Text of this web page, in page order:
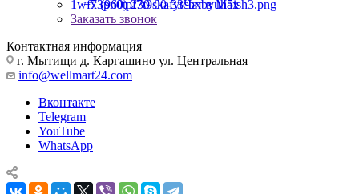
+7 (960) 230-00-33Чат в Max
Заказать звонок
Контактная информация
г. Мытищи д. Каргашино ул. Центральная
info@wellmart24.com
Вконтакте
Telegram
YouTube
WhatsApp